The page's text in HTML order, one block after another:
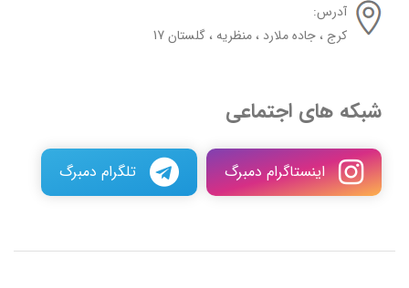
آدرس:
کرج ، جاده ملارد ، منظریه ، گلستان 17
شبکه های اجتماعی
اینستاگرام دمبرگ تلگرام دمبرگ